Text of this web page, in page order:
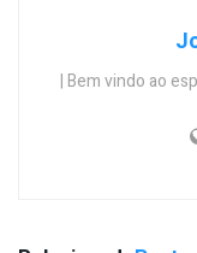
| Bem vindo ao